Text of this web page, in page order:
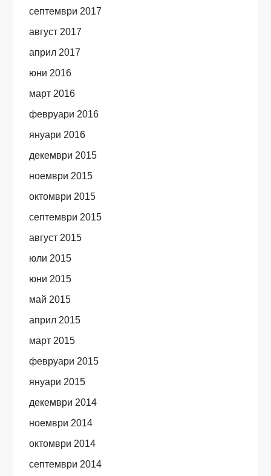
септември 2017
август 2017
април 2017
юни 2016
март 2016
февруари 2016
януари 2016
декември 2015
ноември 2015
октомври 2015
септември 2015
август 2015
юли 2015
юни 2015
май 2015
април 2015
март 2015
февруари 2015
януари 2015
декември 2014
ноември 2014
октомври 2014
септември 2014